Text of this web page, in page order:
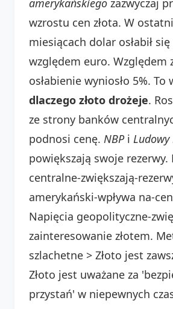
wzrostu cen złota. W
miesiącach dolar osłabił
względem euro. Względem
osłabienie wyniosło 5%. To
dlaczego złoto drożeje.
ze strony banków
podnosi cenę. NBPi
powiększają swoje rezerwy.
centralne-zwiększają-
amerykański-wpływa na-
Napięcia geopolityczne-
zainteresowanie złotem.
szlachetne > Złoto jest
Złoto jest uważane za
przystań' w niepewnych